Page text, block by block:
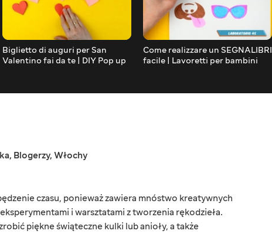
Biglietto di auguri per San
Valentino fai da te | DIY Pop up
Come realizzare un SEGNALIBRI
facile | Lavoretti per bambini
, Blogerzy, Włochy
czasu, ponieważ zawiera mnóstwo kreatywnych
i warsztatami z tworzenia rękodzieła.
piękne świąteczne kulki lub anioły, a także